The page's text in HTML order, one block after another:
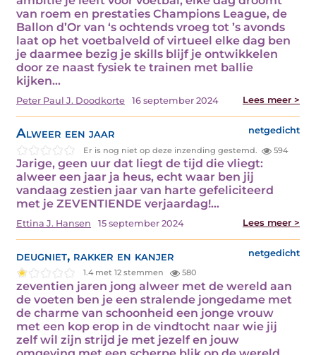
van roem en prestaties Champions League, de
Ballon d’Or van ‘s ochtends vroeg tot ’s avonds
laat op het voetbalveld of virtueel elke dag ben
je daarmee bezig je skills blijf je ontwikkelen
door ze naast fysiek te trainen met ballie
kijken…
Peter Paul J. Doodkorte 16 september 2024 Lees meer >
Alweer een jaar netgedicht
Er is nog niet op deze inzending gestemd. 594
Jarige, geen uur dat liegt de tijd die vliegt:
alweer een jaar ja heus, echt waar ben jij
vandaag zestien jaar van harte gefeliciteerd
met je ZEVENTIENDE verjaardag!…
Ettina J. Hansen 15 september 2024 Lees meer >
deugniet, rakker en kanjer netgedicht
1.4 met 12 stemmen 580
zeventien jaren jong alweer met de wereld aan
de voeten ben je een stralende jongedame met
de charme van schoonheid een jonge vrouw
met een kop erop in de vindtocht naar wie jij
zelf wil zijn strijd je met jezelf en jouw